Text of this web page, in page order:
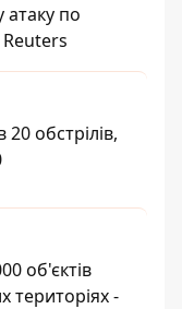
по
обстрілів,
об'єктів
територіях -